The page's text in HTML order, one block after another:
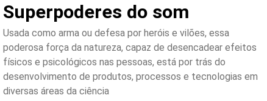
Superpoderes do som
Usada como arma ou defesa por heróis e vilões, essa
poderosa força da natureza, capaz de desencadear efeitos
físicos e psicológicos nas pessoas, está por trás do
desenvolvimento de produtos, processos e tecnologias em
diversas áreas da ciência